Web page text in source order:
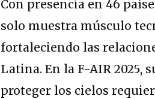
Con presencia en 46
solo muestra músculo
fortaleciendo las
Latina. En la F-AIR 2025,
proteger los cielos